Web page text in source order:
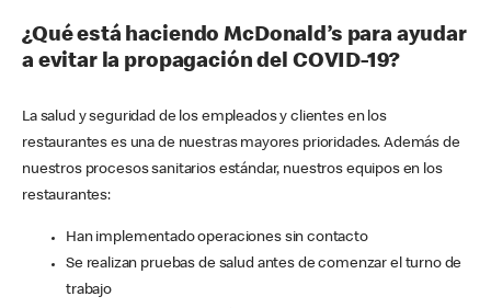
¿Qué está haciendo McDonald’s para ayudar
a evitar la propagación del COVID-19?
La salud y seguridad de los empleados y clientes en los
restaurantes es una de nuestras mayores prioridades. Además de
nuestros procesos sanitarios estándar, nuestros equipos en los
restaurantes:
Han implementado operaciones sin contacto
Se realizan pruebas de salud antes de comenzar el turno de
trabajo